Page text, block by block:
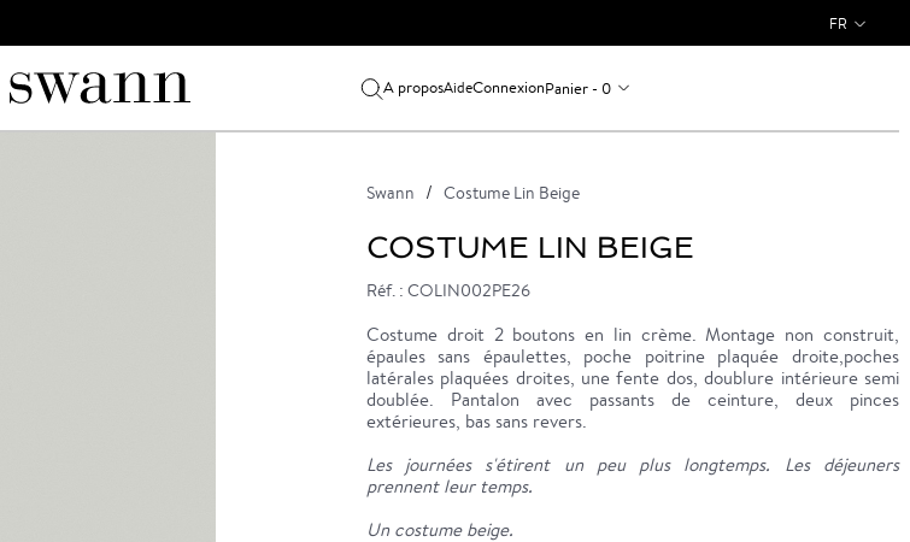
FR
A proposAideConnexionPanier - 0
Swann Costume Lin Beige
COSTUME LIN BEIGE
Réf. : COLIN002PE26
Costume droit 2 boutons en lin crème. Montage non construit,
épaules sans épaulettes, poche poitrine plaquée droite,poches
latérales plaquées droites, une fente dos, doublure intérieure semi
doublée. Pantalon avec passants de ceinture, deux pinces
extérieures, bas sans revers.
Les journées s'étirent un peu plus longtemps. Les déjeuners
prennent leur temps.
Un costume beige.